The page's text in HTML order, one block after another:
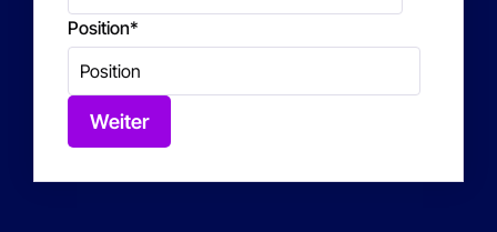
Position*
Weiter